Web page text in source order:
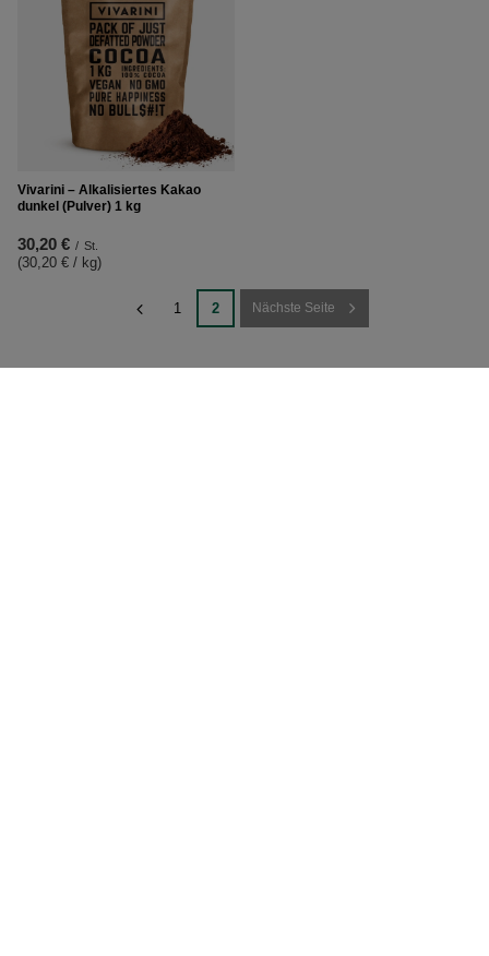
Vivarini – Alkalisiertes Kakao
dunkel (Pulver) 1 kg
30,20 € / St.
(30,20 € / kg)
1 2 Nächste Seite